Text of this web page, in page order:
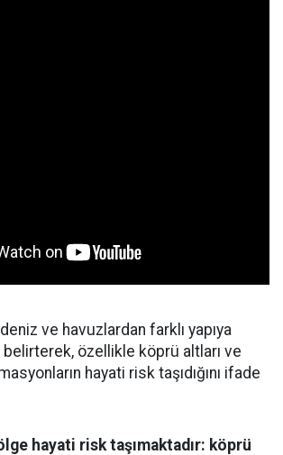
ve havuzlardan farklı yapıya
özellikle köprü altları ve
hayati risk taşıdığını ifade
hayati risk taşımaktadır: köprü